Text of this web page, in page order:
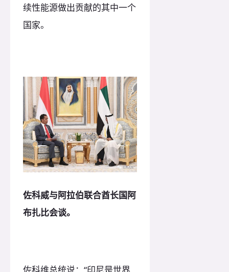
续性能源做出贡献的其中一个
国家。
佐科威与阿拉伯联合酋长国阿
布扎比会谈。
佐科维总统说：“印尼是世界